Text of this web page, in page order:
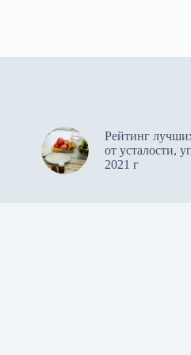
Рейтинг
от усталости,
2021 г